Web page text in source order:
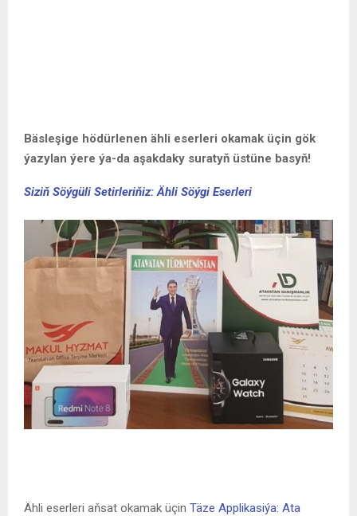
Bäsleşige hödürlenen ähli eserleri okamak üçin gök
ýazylan ýere ýa-da aşakdaky suratyň üstüne basyň!
Siziň Söýgüli Setirleriňiz: Ähli Söýgi Eserleri
Ähli eserleri aňsat okamak üçin Täze Applikasiýa: Ata